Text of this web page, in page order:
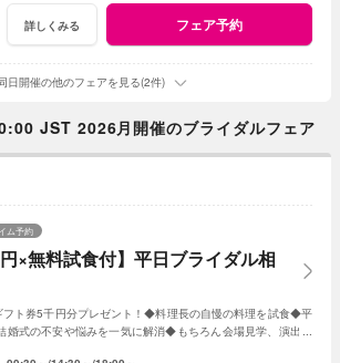
詳しくみる フェア予約
日開催の他のフェアを見る(2件)
JST 2026月開催のブライダルフェア
円×無料試食付】平日ブライダル相
ム予約
ト券5千円分プレゼント！◆料理長の自慢の料理を試食◆平
婚式の不安や悩みを一気に解消◆もちろん会場見学、演出体